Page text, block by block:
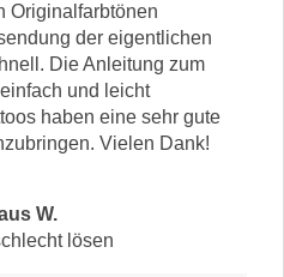
Originalfarbtönen
der eigentlichen
Die Anleitung zum
und leicht
haben eine sehr gute
Vielen Dank!
W.
lösen